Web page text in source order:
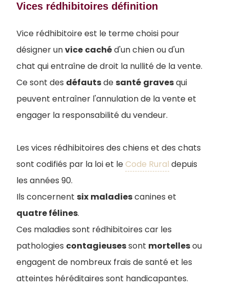
Vices rédhibitoires définition
Vice rédhibitoire est le terme choisi pour
désigner unvice cachéd'un chien ou d'un
chat qui entraîne de droit la nullité de la vente.
Ce sont des défautsdesanté gravesqui
peuvent entraîner l'annulation de la vente et
engager la responsabilité du vendeur.
Les vices rédhibitoires des chiens et des chats
sont codifiés par la loi et leCode Rural depuis
les années 90.
Ils concernent six maladiescanines et
quatre félines.
Ces maladies sont rédhibitoires car les
pathologies contagieusessont mortellesou
engagent de nombreux frais de santé et les
atteintes héréditaires sont handicapantes.